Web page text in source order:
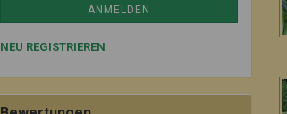
ANMELDEN
NEU REGISTRIEREN